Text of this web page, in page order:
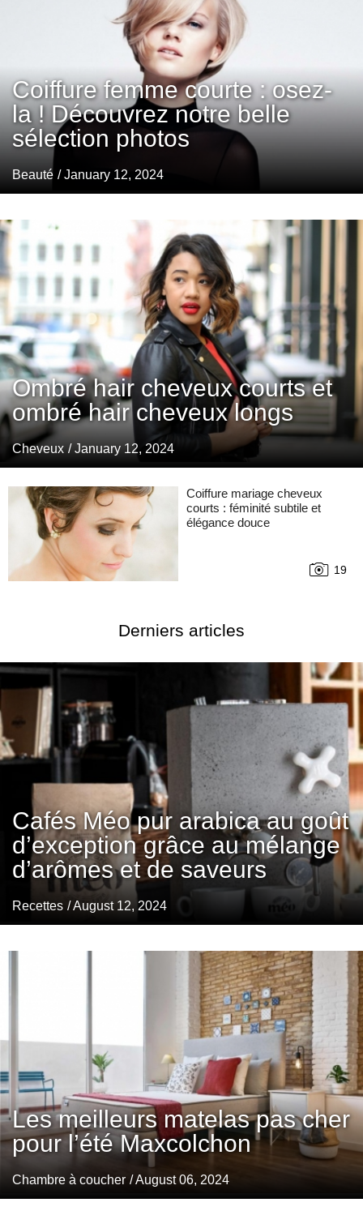
Coiffure femme courte : osez-
la ! Découvrez notre belle
sélection photos
Beauté / January 12, 2024
Ombré hair cheveux courts et
ombré hair cheveux longs
Cheveux / January 12, 2024
Coiffure mariage cheveux
courts : féminité subtile et
élégance douce
19
Derniers articles
Cafés Méo pur arabica au goût
d’exception grâce au mélange
d’arômes et de saveurs
Recettes / August 12, 2024
Les meilleurs matelas pas cher
pour l’été Maxcolchon
Chambre à coucher / August 06, 2024